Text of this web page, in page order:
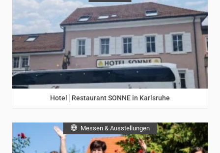
Hotel│Restaurant SONNE in Karlsruhe
Messen & Ausstellungen